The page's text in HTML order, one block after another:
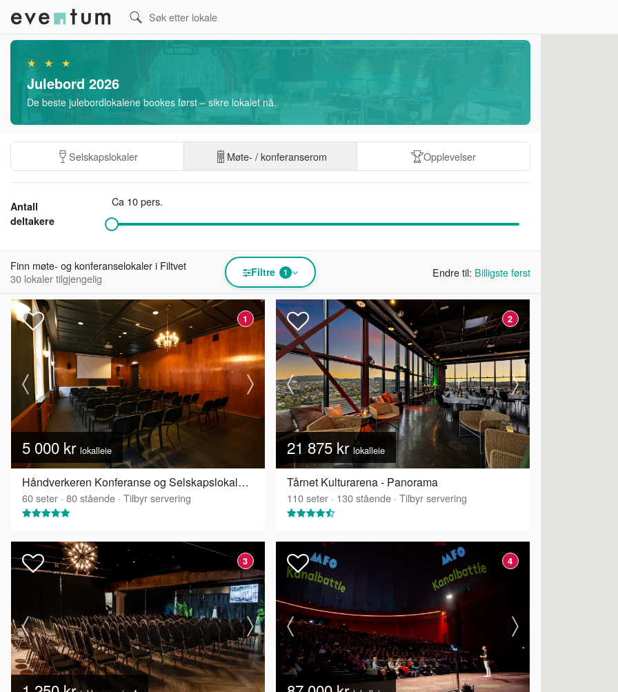
★ ★ ★
Julebord 2026
De beste julebordlokalene bookes først – sikre lokalet nå.
Selskapslokaler Møte- / konferanserom Opplevelser
Antall
deltakere
Ca 10 pers.
Finn møte- og konferanselokaler i Filtvet
30 lokaler tilgjengelig
Filtre 1 Endre til: Billigste først
1
5 000 kr lokalleie
Håndverkeren Konferanse og Selskapslokaler - Industrisalen
60seter · 80stående · Tilbyr servering
2
21 875 krlokalleie
Tårnet Kulturarena - Panorama
110seter · 130stående · Tilbyr servering
3 4